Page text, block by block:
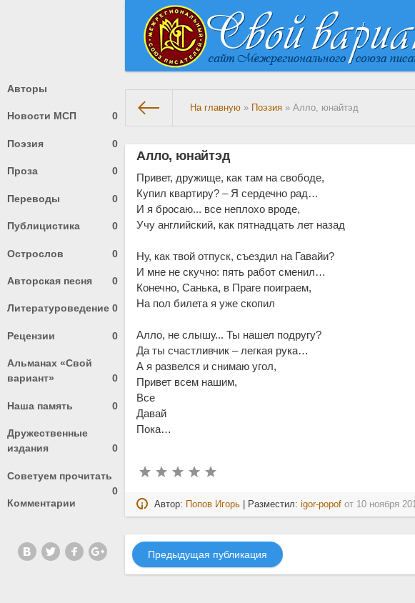
Авторы
Новости МСП 0
Поэзия 0
Проза 0
Переводы 0
Публицистика 0
Острослов 0
Авторская песня 0
Литературоведение 0
Рецензии 0
Альманах «Свой
вариант»
0
Наша память 0
Дружественные
издания
0
Советуем прочитать
0
Комментарии
На главную » Поэзия » Алло, юнайтэд
Алло, юнайтэд
Привет, дружище, как там на свободе,
Купил квартиру? – Я сердечно рад…
И я бросаю... все неплохо вроде,
Учу английский, как пятнадцать лет назад
Ну, как твой отпуск, съездил на Гавайи?
И мне не скучно: пять работ сменил…
Конечно, Санька, в Праге поиграем,
На пол билета я уже скопил
Алло, не слышу... Ты нашел подругу?
Да ты счастливчик – легкая рука…
А я развелся и снимаю угол,
Привет всем нашим,
Все
Давай
Пока…
Автор: Попов Игорь | Разместил:igor-popof от 10 ноября
Предыдущая публикация